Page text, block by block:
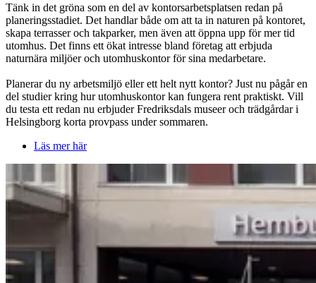
Tänk in det gröna som en del av kontorsarbetsplatsen redan på
planeringsstadiet. Det handlar både om att ta in naturen på kontoret,
skapa terrasser och takparker, men även att öppna upp för mer tid
utomhus. Det finns ett ökat intresse bland företag att erbjuda
naturnära miljöer och utomhuskontor för sina medarbetare.
Planerar du ny arbetsmiljö eller ett helt nytt kontor? Just nu pågår en
del studier kring hur utomhuskontor kan fungera rent praktiskt. Vill
du testa ett redan nu erbjuder Fredriksdals museer och trädgårdar i
Helsingborg korta provpass under sommaren.
Läs mer här